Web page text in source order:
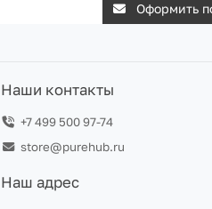
Оформить
Наши контакты
+7 499 500 97-74
store@purehub.ru
Наш адрес